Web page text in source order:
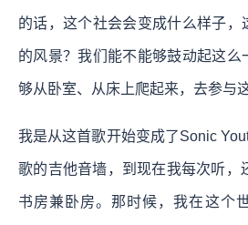
的话，这个社会会变成什么样子，
的风景？我们能不能够鼓动起这么
够从卧室、从床上爬起来，去参与
我是从这首歌开始变成了Sonic
歌的吉他音墙，到现在我每次听，
书房兼卧房。那时候，我在这个